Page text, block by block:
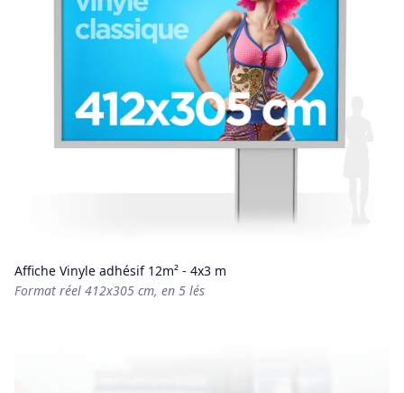
Affiche Vinyle adhésif 12m² - 4x3 m
Format réel 412x305 cm, en 5 lés